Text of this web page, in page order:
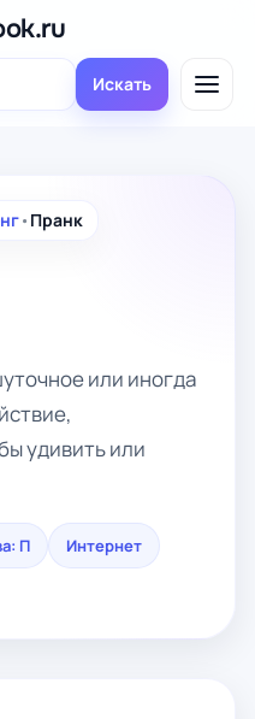
Искать
• Пранк
или иногда
удивить или
П Интернет